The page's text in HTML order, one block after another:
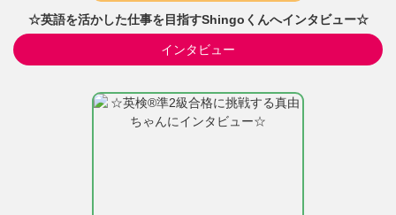
☆英語を活かした仕事を目指すShingoくんへインタビュー☆
インタビュー